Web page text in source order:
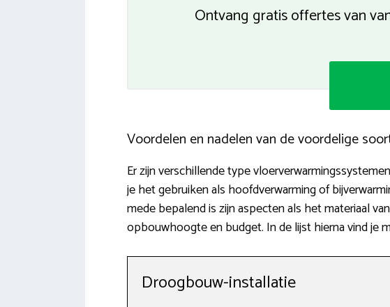
Ontvang gratis offertes van
Voordelen en nadelen van de voordelige
Er zijn verschillende type
je het gebruiken als hoofdverwarming of
mede bepalend is zijn aspecten als het materiaal
opbouwhoogte en budget. In de lijst hierna vind je
Droogbouw-installatie